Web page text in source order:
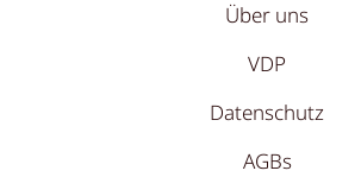
Über uns
VDP
Datenschutz
AGBs